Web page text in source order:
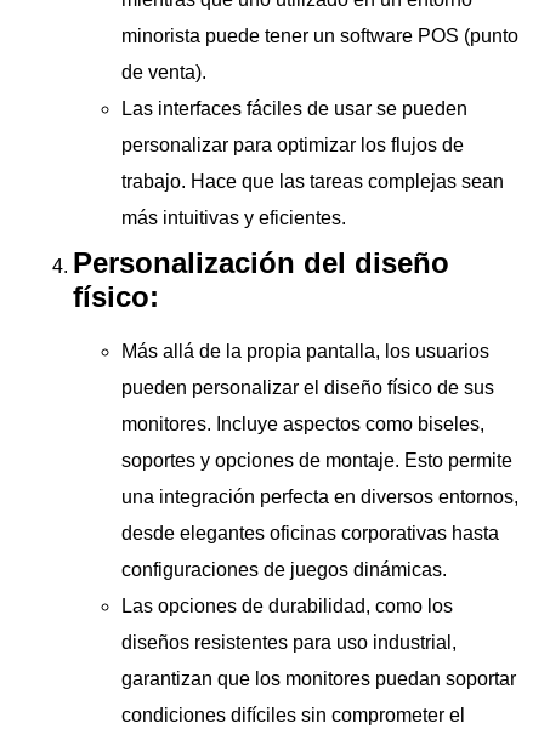
minorista puede tener un software POS (punto
de venta).
Las interfaces fáciles de usar se pueden
personalizar para optimizar los flujos de
trabajo. Hace que las tareas complejas sean
más intuitivas y eficientes.
Personalización del diseño
físico:
Más allá de la propia pantalla, los usuarios
pueden personalizar el diseño físico de sus
monitores. Incluye aspectos como biseles,
soportes y opciones de montaje. Esto permite
una integración perfecta en diversos entornos,
desde elegantes oficinas corporativas hasta
configuraciones de juegos dinámicas.
Las opciones de durabilidad, como los
diseños resistentes para uso industrial,
garantizan que los monitores puedan soportar
condiciones difíciles sin comprometer el